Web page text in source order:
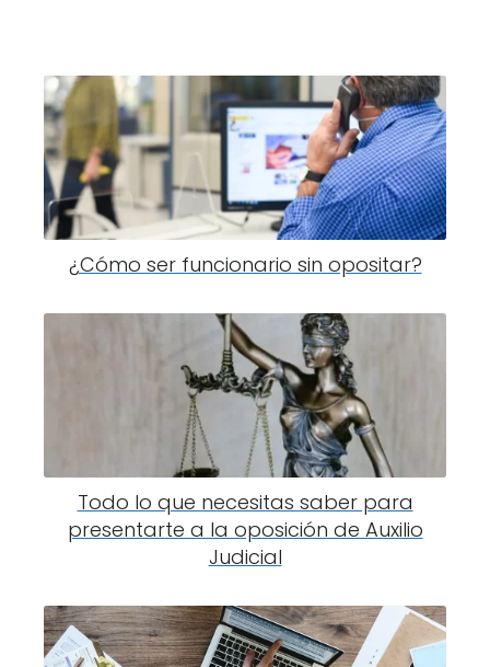
¿Cómo ser funcionario sin opositar?
Todo lo que necesitas saber para
presentarte a la oposición de Auxilio
Judicial